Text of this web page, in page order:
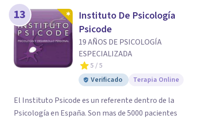
13
Instituto De Psicología
Psicode
19 AÑOS DE PSICOLOGÍA
ESPECIALIZADA
5 / 5
Verificado
Terapia Online
El Instituto Psicode es un referente dentro de la
Psicología en España. Son mas de 5000 pacientes